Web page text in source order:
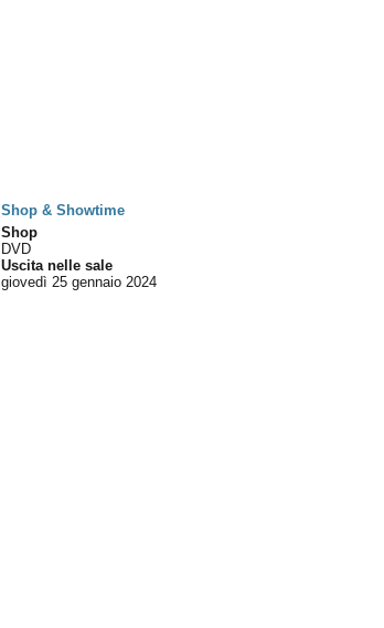
Shop & Showtime
Shop
DVD
Uscita nelle sale
giovedì 25 gennaio 2024